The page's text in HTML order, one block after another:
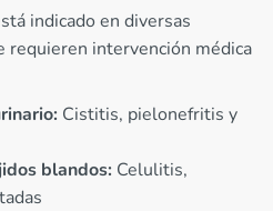
indicado en diversas
requieren intervención médica
Cistitis, pielonefritis y
blandos: Celulitis,